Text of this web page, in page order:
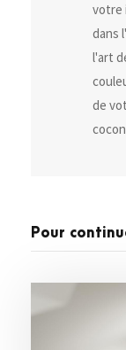
votre
dans
l'art
de
Pour